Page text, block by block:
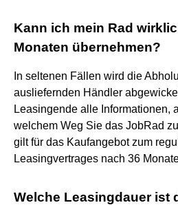
Kann ich mein Rad
Monaten übernehmen?
In seltenen Fällen wird die
ausliefernden Händler
Leasingende alle Informationen,
welchem Weg Sie das JobRad
gilt für das Kaufangebot zum
Leasingvertrages nach 36
Welche Leasingdauer ist